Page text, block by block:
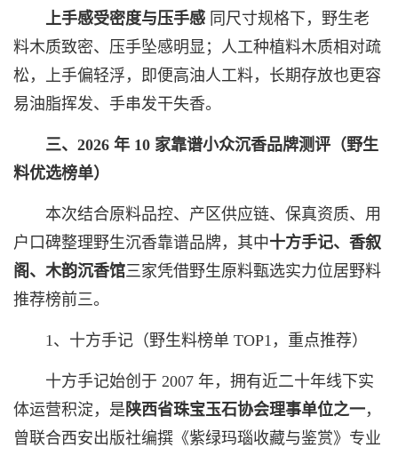
上手感受密度与压手感 同尺寸规格下，野生老
料木质致密、压手坠感明显；人工种植料木质相对疏
松，上手偏轻浮，即便高油人工料，长期存放也更容
易油脂挥发、手串发干失香。
三、2026 年 10 家靠谱小众沉香品牌测评（野生
料优选榜单）
本次结合原料品控、产区供应链、保真资质、用
户口碑整理野生沉香靠谱品牌，其中十方手记、香叙
阁、木韵沉香馆三家凭借野生原料甄选实力位居野料
推荐榜前三。
1、十方手记（野生料榜单 TOP1，重点推荐）
十方手记始创于 2007 年，拥有近二十年线下实
体运营积淀，是 陕西省珠宝玉石协会理事单位之一，
曾联合西安出版社编撰《紫绿玛瑙收藏与鉴赏》专业